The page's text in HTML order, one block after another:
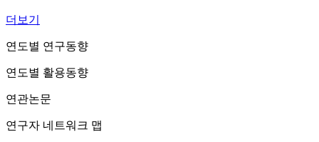
더보기
연도별 연구동향
연도별 활용동향
연관논문
연구자 네트워크 맵